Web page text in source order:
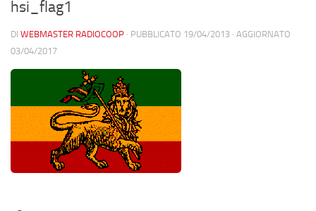
hsi_flag1
DI WEBMASTER RADIOCOOP · PUBBLICATO 19/04/2013 · AGGIORNATO
03/04/2017